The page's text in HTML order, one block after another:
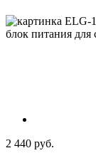
2 440 руб.